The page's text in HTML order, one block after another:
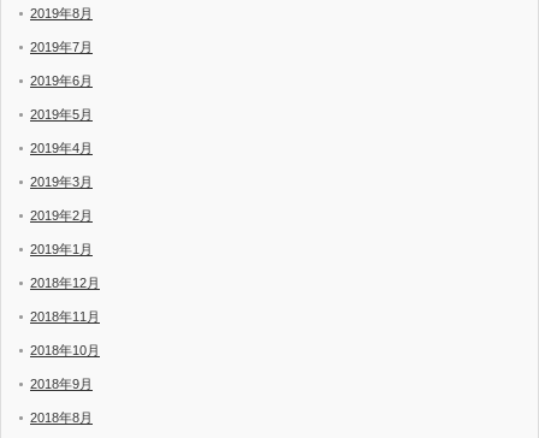
2019年8月
2019年7月
2019年6月
2019年5月
2019年4月
2019年3月
2019年2月
2019年1月
2018年12月
2018年11月
2018年10月
2018年9月
2018年8月